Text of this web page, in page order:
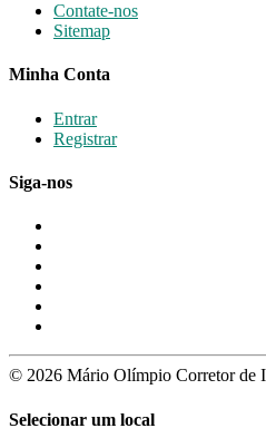
Contate-nos
Sitemap
Minha Conta
Entrar
Registrar
Siga-nos
© 2026 Mário Olímpio Corretor de
Selecionar um local